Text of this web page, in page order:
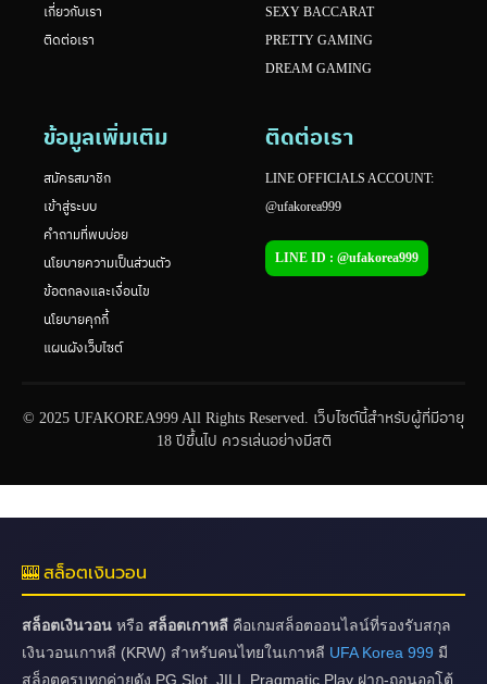
เกี่ยวกับเรา
ติดต่อเรา
SEXY BACCARAT
PRETTY GAMING
DREAM GAMING
ข้อมูลเพิ่มเติม
สมัครสมาชิก
เข้าสู่ระบบ
คำถามที่พบบ่อย
นโยบายความเป็นส่วนตัว
ข้อตกลงและเงื่อนไข
นโยบายคุกกี้
แผนผังเว็บไซต์
ติดต่อเรา
LINE OFFICIALS ACCOUNT:
@ufakorea999
LINE ID : @ufakorea999
© 2025 UFAKOREA999 All Rights Reserved. เว็บไซต์นี้สำหรับผู้ที่มีอายุ
18 ปีขึ้นไป ควรเล่นอย่างมีสติ
🎰 สล็อตเงินวอน
สล็อตเงินวอน หรือ สล็อตเกาหลี คือเกมสล็อตออนไลน์ที่รองรับสกุล
เงินวอนเกาหลี (KRW) สำหรับคนไทยในเกาหลี UFA Korea 999 มี
สล็อตครบทุกค่ายดัง PG Slot, JILI, Pragmatic Play ฝาก-ถอนออโต้